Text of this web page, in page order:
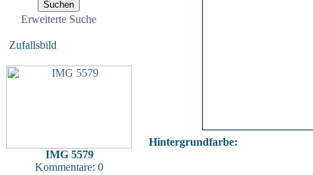
Erweiterte Suche
Zufallsbild
IMG 5579
Kommentare: 0
Hintergrundfarbe: